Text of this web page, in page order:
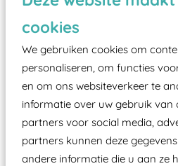
cookies
We gebruiken cookies om
personaliseren, om functies
en om ons websiteverkeer te
informatie over uw gebruik van
partners voor social media,
partners kunnen deze
andere informatie die u aan ze
zoals kunstgras, rubber
Elk speeltoestel in de
moet zijn van een
certificering, uitgegeven
aangewezen
Wij ook speeltoestellen
ze toch binnen het
Speeltoestellen vallen?